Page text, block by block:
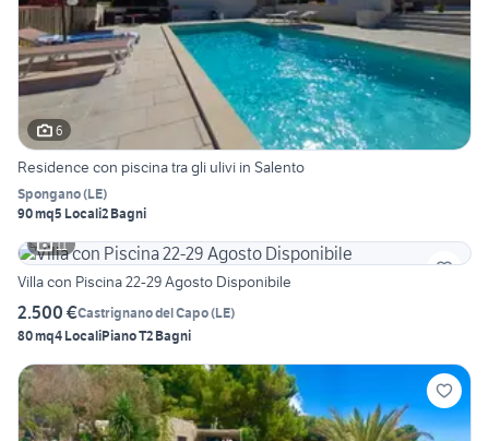
6
Residence con piscina tra gli ulivi in Salento
Spongano(LE)
90 mq5 Locali2 Bagni
11
Villa con Piscina 22-29 Agosto Disponibile
2.500 €Castrignano del Capo(LE)
80 mq4 LocaliPiano T2 Bagni